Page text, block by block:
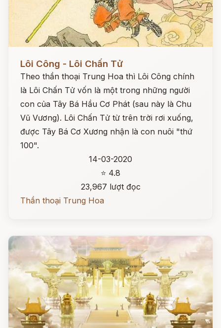
Lôi Công - Lôi Chấn Tử
Theo thần thoại Trung Hoa thì Lôi Công chính
là Lôi Chấn Tử vốn là một trong những người
con của Tây Bá Hầu Cơ Phát (sau này là Chu
Vũ Vương). Lôi Chấn Tử từ trên trời rơi xuống,
được Tây Bá Cơ Xương nhận là con nuôi "thứ
100".
14-03-2020
⭐ 4.8
23,967 lượt đọc
Thần thoại Trung Hoa